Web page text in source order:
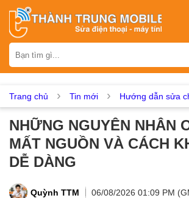
iPhone Samsung Oppo
Nokia
Asus Sony Vertu LG Tecno
Dịch vụ sửa chữa
Thay mic Thay rung Thay main
Trang chủ Tin mới Hướng dẫn sửa
NHỮNG NGUYÊN NHÂN
MẤT NGUỒN VÀ CÁCH
DỄ DÀNG
Quỳnh TTM 06/08/2026 01:09 PM